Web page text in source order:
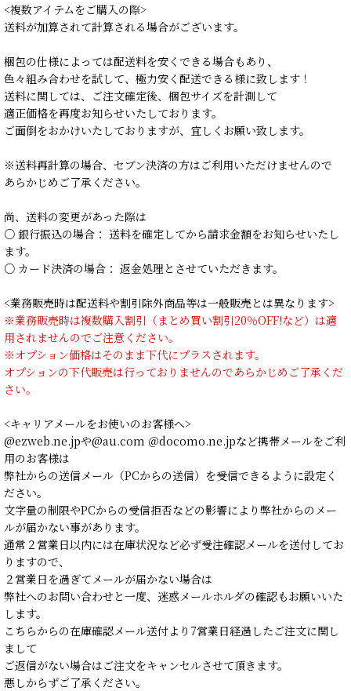
<複数アイテムをご購入の際>
送料が加算されて計算される場合がございます。
梱包の仕様によっては配送料を安くできる場合もあり、
色々組み合わせを試して、極力安く配送できる様に致します！
送料に関しては、ご注文確定後、梱包サイズを計測して
適正価格を再度お知らせいたしております。
ご面倒をおかけいたしておりますが、宜しくお願い致します。
※送料再計算の場合、セブン決済の方はご利用いただけませんので
あらかじめご了承ください。
尚、送料の変更があった際は
○ 銀行振込の場合： 送料を確定してから請求金額をお知らせいたし
ます。
○ カード決済の場合： 返金処理とさせていただきます。
<業務販売時は配送料や割引除外商品等は一般販売とは異なります>
※業務販売時は複数購入割引（まとめ買い割引20％OFF!など）は適
用されませんのでご注意ください。
※オプション価格はそのまま下代にプラスされます。
オプションの下代販売は行っておりませんのであらかじめご了承くだ
さい。
<キャリアメールをお使いのお客様へ>
@ezweb.ne.jpや@au.com ＠docomo.ne.jpなど携帯メールをご利
用のお客様は
弊社からの送信メール（PCからの送信）を受信できるように設定く
ださい。
文字量の制限やPCからの受信拒否などの影響により弊社からのメー
ルが届かない事があります。
通常２営業日以内には在庫状況など必ず受注確認メールを送付してお
りますので、
２営業日を過ぎてメールが届かない場合は
弊社へのお問い合わせと一度、迷惑メールホルダの確認もお願いいた
します。
こちらからの在庫確認メール送付より7営業日経過したご注文に関し
まして
ご返信がない場合はご注文をキャンセルさせて頂きます。
悪しからずご了承ください。